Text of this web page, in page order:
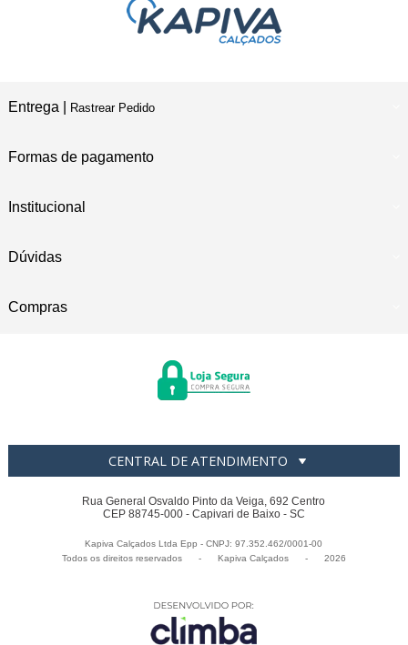
Entrega | Rastrear Pedido
Formas de pagamento
Institucional
Dúvidas
Compras
CENTRAL DE ATENDIMENTO
Rua General Osvaldo Pinto da Veiga, 692 Centro
CEP 88745-000 - Capivari de Baixo - SC
Kapiva Calçados Ltda Epp - CNPJ: 97.352.462/0001-00
Todos os direitos reservados
- Kapiva Calçados - 2026